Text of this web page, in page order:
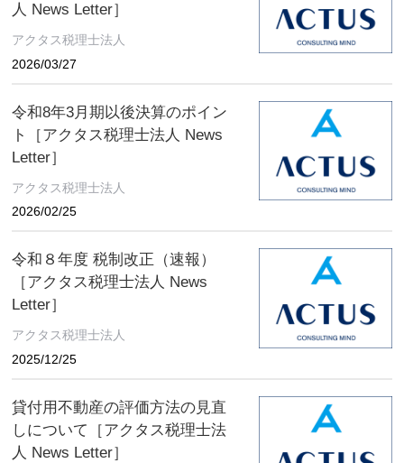
人 News Letter］
アクタス税理士法人
2026/03/27
令和8年3月期以後決算のポイン
ト［アクタス税理士法人 News
Letter］
アクタス税理士法人
2026/02/25
令和８年度 税制改正（速報）
［アクタス税理士法人 News
Letter］
アクタス税理士法人
2025/12/25
貸付用不動産の評価方法の見直
しについて［アクタス税理士法
人 News Letter］